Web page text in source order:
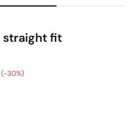
straight fit
30